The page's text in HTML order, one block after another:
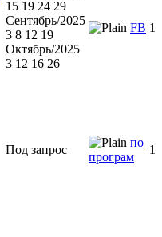
15 19 24 29
Сентябрь/2025
3 8 12 19
Октябрь/2025
3 12 16 26
FB 1
Под запрос
по
програм
1